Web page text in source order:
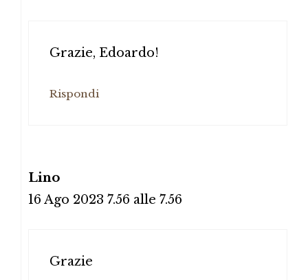
Grazie, Edoardo!
Rispondi
Lino
16 Ago 2023 7.56 alle 7.56
Grazie